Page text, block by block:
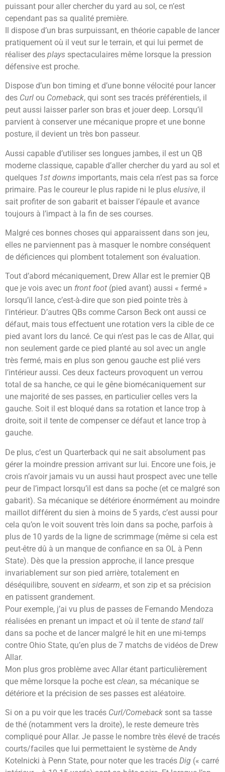
puissant pour aller chercher du yard au sol, ce n’est
cependant pas sa qualité première.
Il dispose d’un bras surpuissant, en théorie capable de lancer
pratiquement où il veut sur le terrain, et qui lui permet de
réaliser des plays spectaculaires même lorsque la pression
défensive est proche.
Dispose d’un bon timing et d’une bonne vélocité pour lancer
des Curl ou Comeback, qui sont ses tracés préférentiels, il
peut aussi laisser parler son bras et jouer deep. Lorsqu’il
parvient à conserver une mécanique propre et une bonne
posture, il devient un très bon passeur.
Aussi capable d’utiliser ses longues jambes, il est un QB
moderne classique, capable d’aller chercher du yard au sol et
quelques 1st downs importants, mais cela n’est pas sa force
primaire. Pas le coureur le plus rapide ni le plus elusive, il
sait profiter de son gabarit et baisser l’épaule et avance
toujours à l’impact à la fin de ses courses.
Malgré ces bonnes choses qui apparaissent dans son jeu,
elles ne parviennent pas à masquer le nombre conséquent
de déficiences qui plombent totalement son évaluation.
Tout d’abord mécaniquement, Drew Allar est le premier QB
que je vois avec un front foot (pied avant) aussi « fermé »
lorsqu’il lance, c’est-à-dire que son pied pointe très à
l’intérieur. D’autres QBs comme Carson Beck ont aussi ce
défaut, mais tous effectuent une rotation vers la cible de ce
pied avant lors du lancé. Ce qui n’est pas le cas de Allar, qui
non seulement garde ce pied planté au sol avec un angle
très fermé, mais en plus son genou gauche est plié vers
l’intérieur aussi. Ces deux facteurs provoquent un verrou
total de sa hanche, ce qui le gêne biomécaniquement sur
une majorité de ses passes, en particulier celles vers la
gauche. Soit il est bloqué dans sa rotation et lance trop à
droite, soit il tente de compenser ce défaut et lance trop à
gauche.
De plus, c’est un Quarterback qui ne sait absolument pas
gérer la moindre pression arrivant sur lui. Encore une fois, je
crois n’avoir jamais vu un aussi haut prospect avec une telle
peur de l’impact lorsqu’il est dans sa poche (et ce malgré son
gabarit). Sa mécanique se détériore énormément au moindre
maillot différent du sien à moins de 5 yards, c’est aussi pour
cela qu’on le voit souvent très loin dans sa poche, parfois à
plus de 10 yards de la ligne de scrimmage (même si cela est
peut-être dû à un manque de confiance en sa OL à Penn
State). Dès que la pression approche, il lance presque
invariablement sur son pied arrière, totalement en
déséquilibre, souvent en sidearm, et son zip et sa précision
en patissent grandement.
Pour exemple, j’ai vu plus de passes de Fernando Mendoza
réalisées en prenant un impact et où il tente de stand tall
dans sa poche et de lancer malgré le hit en une mi-temps
contre Ohio State, qu’en plus de 7 matchs de vidéos de Drew
Allar.
Mon plus gros problème avec Allar étant particulièrement
que même lorsque la poche est clean, sa mécanique se
détériore et la précision de ses passes est aléatoire.
Si on a pu voir que les tracés Curl/Comeback sont sa tasse
de thé (notamment vers la droite), le reste demeure très
compliqué pour Allar. Je passe le nombre très élevé de tracés
courts/faciles que lui permettaient le système de Andy
Kotelnicki à Penn State, pour noter que les tracés Dig (« carré